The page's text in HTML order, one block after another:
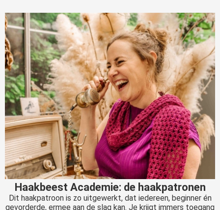
Haakbeest Academie: de haakpatronen
Dit haakpatroon is zo uitgewerkt, dat iedereen, beginner én
gevorderde, ermee aan de slag kan. Je krijgt immers toegang